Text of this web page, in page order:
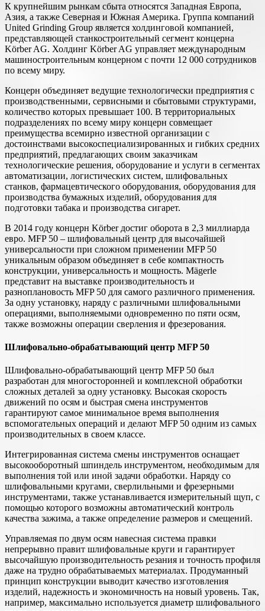
К крупнейшим рынкам сбыта относятся Западная Европа,
Азия, а также Северная и Южная Америка. Группа компаний
United Grinding Group является холдинговой компанией,
представляющей станкостроительный сегмент концерна
Körber AG. Холдинг Körber AG управляет международным
машиностроительным концерном с почти 12 000 сотрудников
по всему миру.
Концерн объединяет ведущие технологически предприятия с
производственными, сервисными и сбытовыми структурами,
количество которых превышает 100. В территориальных
подразделениях по всему миру концерн совмещает
преимущества всемирно известной организации с
достоинствами высокоспециализированных и гибких средних
предприятий, предлагающих своим заказчикам
технологические решения, оборудование и услуги в сегментах
автоматизации, логистических систем, шлифовальных
станков, фармацевтического оборудования, оборудования для
производства бумажных изделий, оборудования для
подготовки табака и производства сигарет.
В 2014 году концерн Körber достиг оборота в 2,3 миллиарда
евро. MFP 50 – шлифовальный центр для высочайшей
универсальности при сложном применении MFP 50
уникальным образом объединяет в себе компактность
конструкции, универсальность и мощность. Mägerle
представит на выставке производительность и
разноплановость MFP 50 для самого различного применения.
За одну установку, наряду с различными шлифовальными
операциями, выполняемыми одновременно по пяти осям,
также возможны операции сверления и фрезерования.
Шлифовально-обрабатывающий центр MFP 50
Шлифовально-обрабатывающий центр MFP 50 был
разработан для многосторонней и комплексной обработки
сложных деталей за одну установку. Высокая скорость
движений по осям и быстрая смена инструментов
гарантируют самое минимальное время выполнения
вспомогательных операций и делают MFP 50 одним из самых
производительных в своем классе.
Интегрированная система смены инструментов оснащает
высокооборотный шпиндель инструментом, необходимым для
выполнения той или иной задачи обработки. Наряду со
шлифовальными кругами, сверлильными и фрезерными
инструментами, также устанавливается измерительный щуп, с
помощью которого возможны автоматический контроль
качества зажима, а также определение размеров и смещений.
Управляемая по двум осям навесная система правки
непрерывно правит шлифовальные круги и гарантирует
высочайшую производительность резания и точность профиля
даже на трудно обрабатываемых материалах. Продуманный
принцип конструкции выводит качество изготовления
изделий, надежность и экономичность на новый уровень. Так,
например, максимально используется диаметр шлифовального